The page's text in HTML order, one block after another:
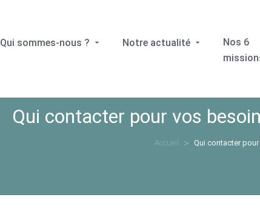
Qui sommes-nous ? Notre actualité
Nos 6
Qui contacter pour vos
Accueil Qui contacter